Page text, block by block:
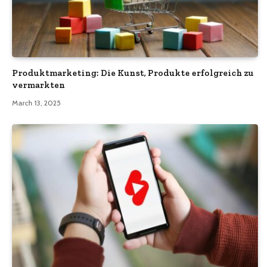
Produktmarketing: Die Kunst, Produkte erfolgreich zu
vermarkten
March 13, 2025